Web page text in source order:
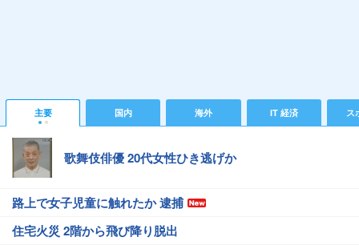
主要 国内 海外 IT 経済 ス
歌舞伎俳優 20代女性ひき逃げか
路上で女子児童に触れたか 逮捕
住宅火災 2階から飛び降り脱出